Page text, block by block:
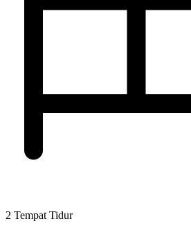
2 Tempat Tidur